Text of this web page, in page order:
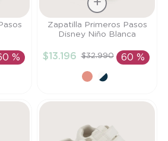
%
Talla
AÑADIR AL
CARRITO
Zapatilla Primeros Pasos
Disney Niño Blanca
$13.196 $32.990 60 %